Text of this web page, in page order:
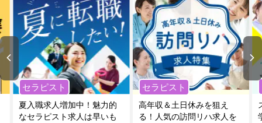
セラピスト
夏入職求人増加中！魅力的
なセラピスト求人は早いも
セラピスト
高年収＆土日休みを狙え
る！人気の訪問リハ求人を